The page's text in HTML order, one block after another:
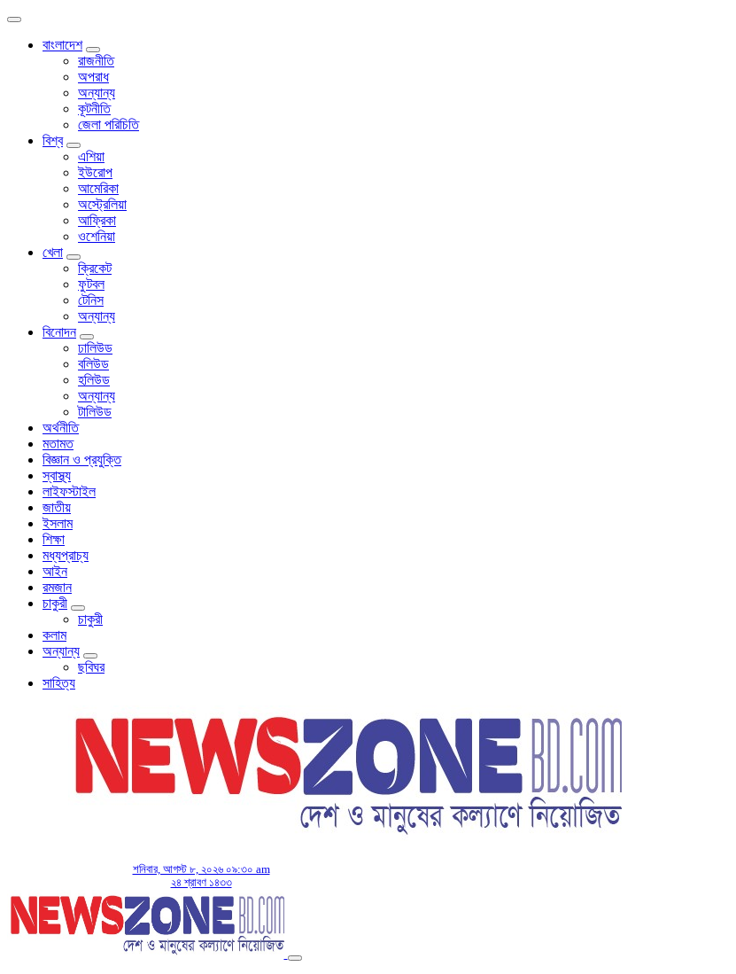
বাংলাদেশ
রাজনীতি
অপরাধ
অন্যান্য
কূটনীতি
জেলা পরিচিতি
বিশ্ব
এশিয়া
ইউরোপ
আমেরিকা
অস্ট্রেলিয়া
আফ্রিকা
ওশেনিয়া
খেলা
ক্রিকেট
ফুটবল
টেনিস
অন্যান্য
বিনোদন
ঢালিউড
বলিউড
হলিউড
অন্যান্য
টালিউড
অর্থনীতি
মতামত
বিজ্ঞান ও প্রযুক্তি
স্বাস্থ্য
লাইফস্টাইল
জাতীয়
ইসলাম
শিক্ষা
মধ্যপ্রাচ্য
আইন
রমজান
চাকুরী
চাকুরী
কলাম
অন্যান্য
ছবিঘর
সাহিত্য
শনিবার, আগস্ট ৮, ২০২৬ ০৯:৩০ am
২৪ শ্রাবণ ১৪৩৩